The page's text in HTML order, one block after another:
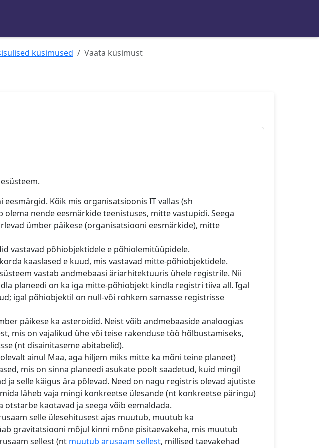
küsimused Vaata küsimust
Kõik mis organisatsioonis IT vallas (sh
olema nende eesmärkide teenistuses, mitte vastupidi. Seega
ümber päikese (organisatsiooni eesmärkide), mitte
vastavad põhiobjektidele e põhiolemitüüpidele.
kaaslased e kuud, mis vastavad mitte-põhiobjektidele.
vastab andmebaasi äriarhitektuuris ühele registrile. Nii
planeedi on ka iga mitte-põhiobjekt kindla registri tiiva all. Igal
igal põhiobjektil on null-või rohkem samasse registrisse
päikese ka asteroidid. Neist võib andmebaaside analoogias
mis on vajalikud ühe või teise rakenduse töö hõlbustamiseks,
(nt disainitaseme abitabelid).
ainul Maa, aga hiljem miks mitte ka mõni teine planeet)
mis on sinna planeedi asukate poolt saadetud, kuid mingil
ja selle käigus ära põlevad. Need on nagu registris olevad ajutiste
läheb vaja mingi konkreetse ülesande (nt konkreetse päringu)
kaotavad ja seega võib eemaldada.
selle ülesehitusest ajas muutub, muutub ka
gravitatsiooni mõjul kinni mõne pisitaevakeha, mis muutub
sellest (nt muutub arusaam sellest, millised taevakehad